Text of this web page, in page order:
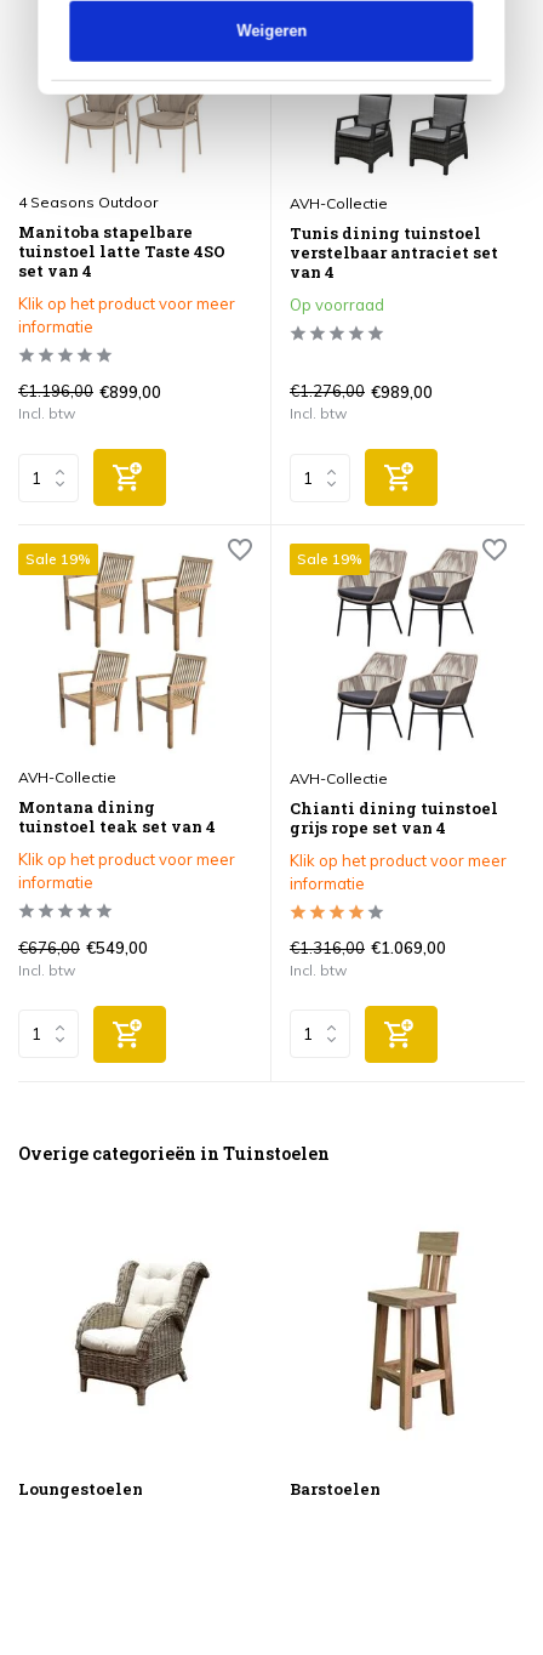
Weigeren
4 Seasons Outdoor
Manitoba stapelbare
tuinstoel latte Taste 4SO
set van 4
Klik op het product voor meer
informatie
€1.196,00 €899,00
Incl. btw
AVH-Collectie
Tunis dining tuinstoel
verstelbaar antraciet set
van 4
Op voorraad
€1.276,00 €989,00
Incl. btw
Sale 19%
AVH-Collectie
Montana dining
tuinstoel teak set van 4
Klik op het product voor meer
informatie
€676,00 €549,00
Incl. btw
Sale 19%
AVH-Collectie
Chianti dining tuinstoel
grijs rope set van 4
Klik op het product voor meer
informatie
€1.316,00 €1.069,00
Incl. btw
Overige categorieën in Tuinstoelen
Loungestoelen Barstoelen